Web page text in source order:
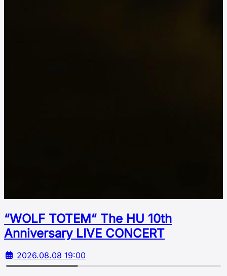
“WOLF TOTEM” The HU 10th
Аnniversary LIVE CONCERT
2026.08.08 19:00